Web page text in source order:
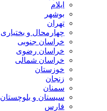
ایلام
بوشهر
تهران
چهارمحال و بختیاری
خراسان جنوبی
خراسان رضوی
خراسان شمالی
خوزستان
زنجان
سمنان
سیستان و بلوچستان
فارس